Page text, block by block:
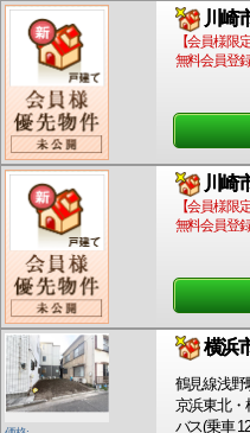
川崎
【会員様限
無料会員登
川崎
【会員様限
無料会員登
横浜
鶴見線浅野
京浜東北・
バス(乗車